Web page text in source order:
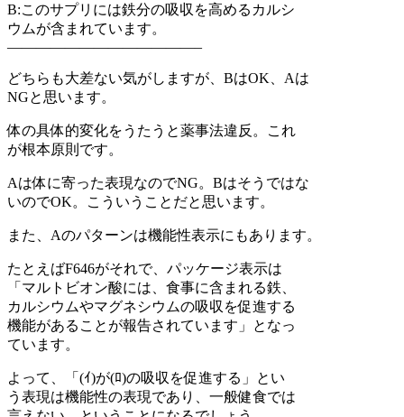
B:このサプリには鉄分の吸収を高めるカルシ
ウムが含まれています。
—————————————–
どちらも大差ない気がしますが、BはOK、Aは
NGと思います。
体の具体的変化をうたうと薬事法違反。これ
が根本原則です。
Aは体に寄った表現なのでNG。Bはそうではな
いのでOK。こういうことだと思います。
また、Aのパターンは機能性表示にもあります。
たとえばF646がそれで、パッケージ表示は
「マルトビオン酸には、食事に含まれる鉄、
カルシウムやマグネシウムの吸収を促進する
機能があることが報告されています」となっ
ています。
よって、「(ｲ)が(ﾛ)の吸収を促進する」とい
う表現は機能性の表現であり、一般健食では